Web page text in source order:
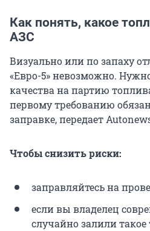
Как понять, какое
АЗС
Визуально или по запаху
«Евро-5» невозможно.
качества на партию
первому требованию
заправке, передает
Чтобы снизить риски:
заправляйтесь на
если вы владелец
случайно залили такое